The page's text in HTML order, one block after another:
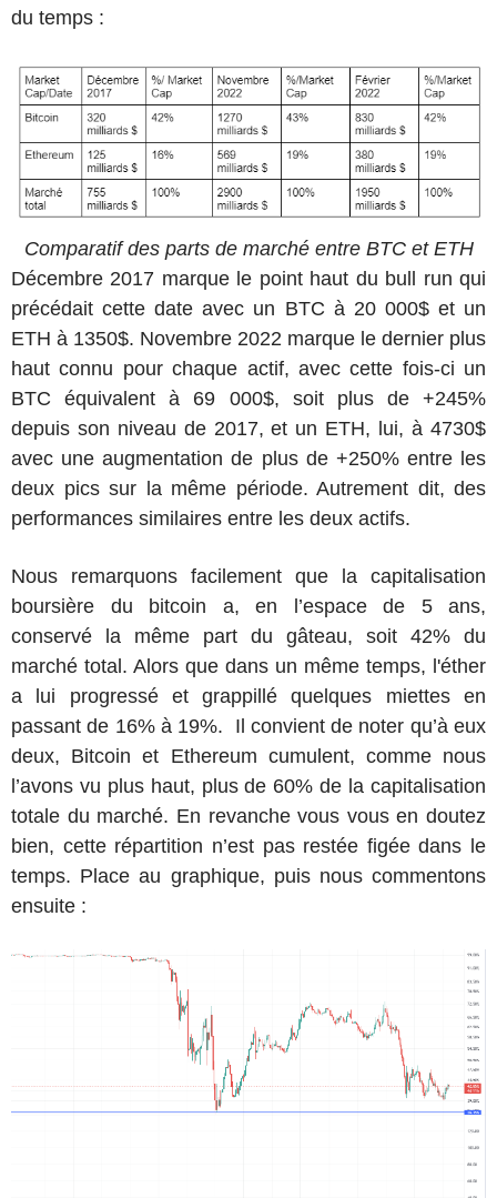
du temps :
Comparatif des parts de marché entre BTC et ETH
Décembre 2017 marque le point haut du bull run qui
précédait cette date avec un BTC à 20 000$ et un
ETH à 1350$. Novembre 2022 marque le dernier plus
haut connu pour chaque actif, avec cette fois-ci un
BTC équivalent à 69 000$, soit plus de +245%
depuis son niveau de 2017, et un ETH, lui, à 4730$
avec une augmentation de plus de +250% entre les
deux pics sur la même période. Autrement dit, des
performances similaires entre les deux actifs.
Nous remarquons facilement que la capitalisation
boursière du bitcoin a, en l’espace de 5 ans,
conservé la même part du gâteau, soit 42% du
marché total. Alors que dans un même temps, l'éther
a lui progressé et grappillé quelques miettes en
passant de 16% à 19%. Il convient de noter qu’à eux
deux, Bitcoin et Ethereum cumulent, comme nous
l’avons vu plus haut, plus de 60% de la capitalisation
totale du marché. En revanche vous vous en doutez
bien, cette répartition n’est pas restée figée dans le
temps. Place au graphique, puis nous commentons
ensuite :